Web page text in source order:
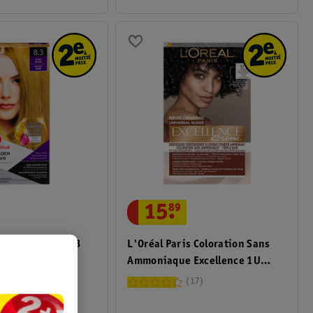
Colorante 8.3
L'Oréal Paris Coloration Sans
Ammoniaque Excellence 1U
Nudes Noir
15.
89
17